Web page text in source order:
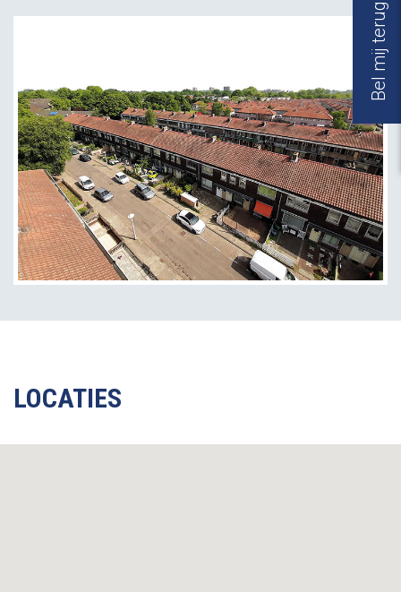
Bel mij terug
LOCATIES